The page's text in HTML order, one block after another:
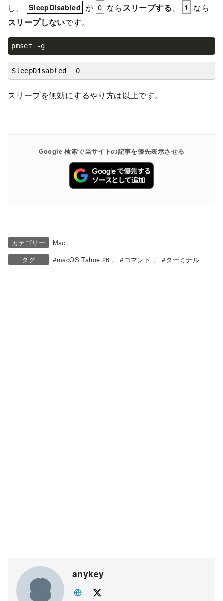
し、
SleepDisabled が 0 ならスリープする、 1
なら
スリープしないです。
pmset -g
SleepDisabled	0
スリープを無効にするやり方は以上です。
Google 検索で当サイトの記事を優先表示させる
カテゴリー
Mac
タグ
macOS Tahoe 26 コマンド ターミナル
anykey